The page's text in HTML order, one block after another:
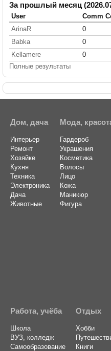
За прошлый месяц
User Comm
ArinaR
0
Babka
0
Kellamere
0
Полные результаты
Дом, дача
Интерьер
Ремонт
Хозяйке
Кухня
Техника
Электроника
Дача
Животные
Мода,
Гардероб
Украшения
Косметика
Волосы
Лицо
Кожа
Маникюр
Фигура
Работа, учёба
Школа
ВУЗ, колледж
Самообразование
Отдых
Хобби
Книги